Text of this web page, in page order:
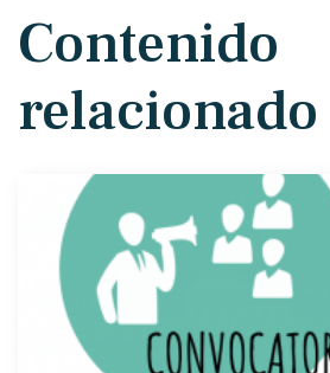
Contenido
relacionado